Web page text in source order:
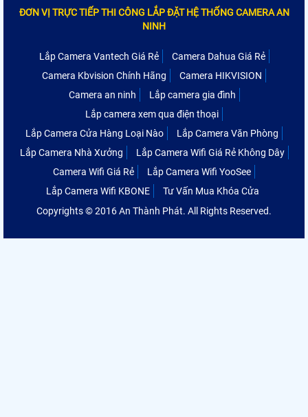
ĐƠN VỊ TRỰC TIẾP THI CÔNG LẮP ĐẶT HỆ THỐNG CAMERA AN
NINH
Lắp Camera Vantech Giá Rẻ
Camera Dahua Giá Rẻ
Camera Kbvision Chính Hãng
Camera HIKVISION
Camera an ninh
Lắp camera gia đình
Lắp camera xem qua điện thoại
Lắp Camera Cửa Hàng Loại Nào
Lắp Camera Văn Phòng
Lắp Camera Nhà Xưởng
Lắp Camera Wifi Giá Rẻ Không Dây
Camera Wifi Giá Rẻ
Lắp Camera Wifi YooSee
Lắp Camera Wifi KBONE
Tư Vấn Mua Khóa Cửa
Copyrights © 2016 An Thành Phát. All Rights Reserved.